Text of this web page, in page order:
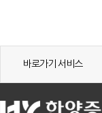
바로가기 서비스